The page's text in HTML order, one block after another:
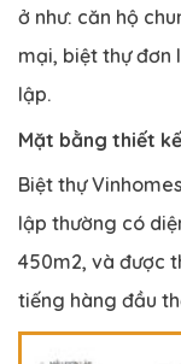
ở như: căn hộ
mại, biệt thự đơn
lập.
Mặt bằng thiết
Biệt thự
lập thường có
450m2, và được
tiếng hàng đầu